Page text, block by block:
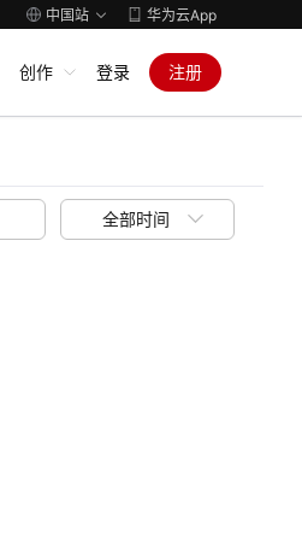
中国站 华为云App
创作 登录 注册
全部时间